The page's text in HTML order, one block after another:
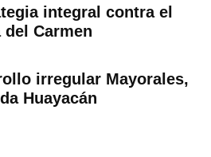
integral contra el
del Carmen
irregular Mayorales,
Huayacán